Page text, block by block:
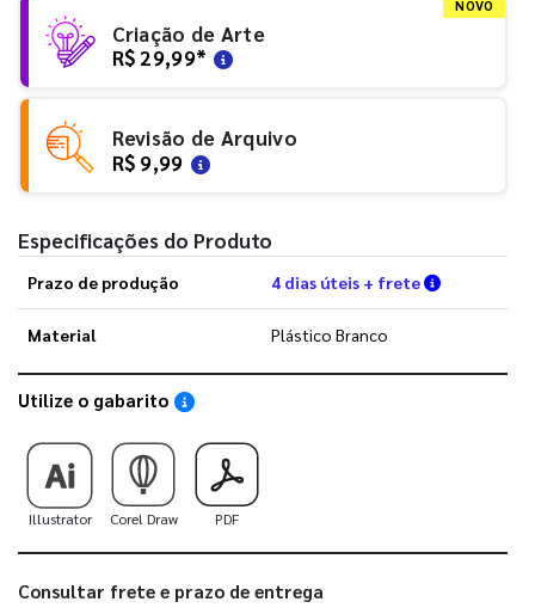
NOVO
Criação de Arte
R$ 29,99*
Revisão de Arquivo
R$ 9,99
Especificações do Produto
Prazo de produção 4 dias úteis + frete Verifique
Material Plástico Branco
Utilize o gabarito Saiba como utilizar os nossos gabaritos
Illustrator Corel Draw PDF
Consultar frete e prazo de entrega